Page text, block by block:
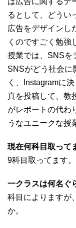
るとして、どうい
広告をデザインし
くのですごく勉強
授業では、SNSを
SNSがどう社会に
く、Instagramに
真を投稿して、教
がレポートの代わ
うなユニークな授
現在何科目取って
9科目取ってます。
一クラスは何名ぐ
科目によりますが
か。